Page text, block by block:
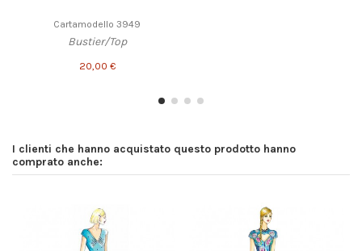
Cartamodello 3949
Bustier/Top
20,00 €
I clienti che hanno acquistato questo prodotto hanno
comprato anche: